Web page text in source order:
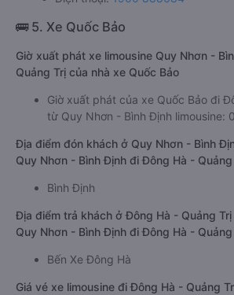
🚌 5. Xe Quốc Bảo
Giờ xuất phát xe limousine Quy Nhơn -
Quảng Trị của nhà xe Quốc Bảo
Giờ xuất phát của xe Quốc Bảo đi
từ Quy Nhơn - Bình Định limousine:
Địa điểm đón khách ở Quy Nhơn - Bình
Quy Nhơn - Bình Định đi Đông Hà -
Bình Định
Địa điểm trả khách ở Đông Hà - Quảng
Quy Nhơn - Bình Định đi Đông Hà -
Bến Xe Đông Hà
Giá vé xe limousine đi Đông Hà - Quảng